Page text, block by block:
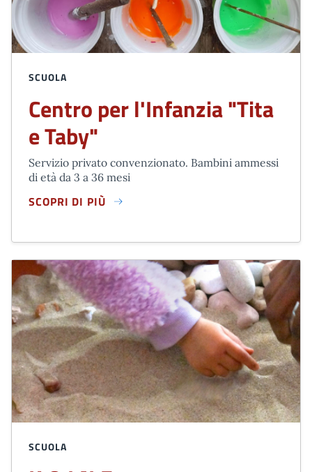
SCUOLA
Centro per l'Infanzia "Tita
e Taby"
Servizio privato convenzionato. Bambini ammessi
di età da 3 a 36 mesi
SCOPRI DI PIÙ
CENTRO PER L'INFANZIA "TITA E TABY"
SCUOLA